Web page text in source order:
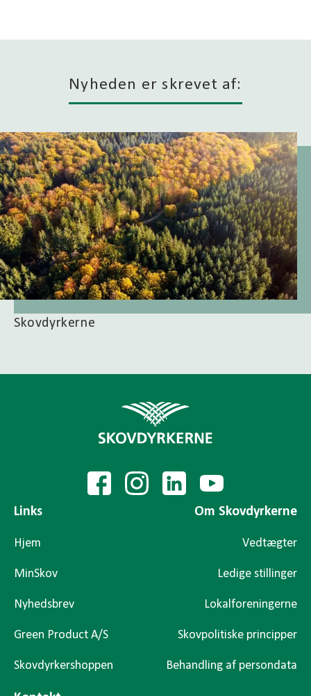
Nyheden er skrevet af:
Skovdyrkerne
Links
Hjem
MinSkov
Nyhedsbrev
Green Product A/S
Skovdyrkershoppen
Om Skovdyrkerne
Vedtægter
Ledige stillinger
Lokalforeningerne
Skovpolitiske principper
Behandling af persondata